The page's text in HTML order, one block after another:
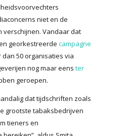
niet en de
verschijnen. Vandaar dat
georkestreerde campagne
50 organisaties via
nog maar eens ter
geroepen.
dat tijdschriften zoals
grootste tabaksbedrijven
tieners en